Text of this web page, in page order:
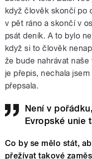
když člověk skončí po
v pět ráno a skončí v
psát deník. A to bylo
když si to člověk
že bude nahrávat
je přepis, nechala
přepsala.
Není v
Evropské unie
Co by se mělo stát,
přežívat takové